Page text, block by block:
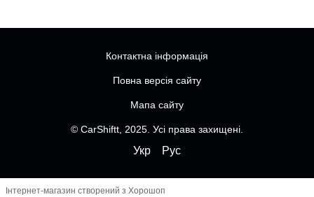
Контактна інформація
Повна версія сайту
Мапа сайту
© CarShiftt, 2025. Усі права захищені.
Укр Рус
Інтернет-магазин створений з Хорошоп